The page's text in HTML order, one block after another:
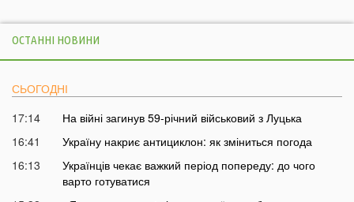
ОСТАННІ НОВИНИ
СЬОГОДНІ
17:14
На війні загинув 59-річний військовий з Луцька
16:41
Україну накриє антициклон: як зміниться погода
16:13
Українців чекає важкий період попереду: до чого
варто готуватися